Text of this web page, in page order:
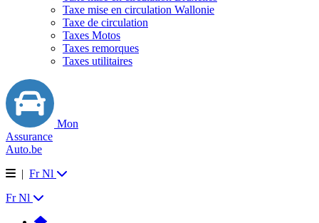
Taxe mise en circulation Wallonie
Taxe de circulation
Taxes Motos
Taxes remorques
Taxes utilitaires
Mon
Assurance
Auto.be
| Fr Nl
Fr Nl